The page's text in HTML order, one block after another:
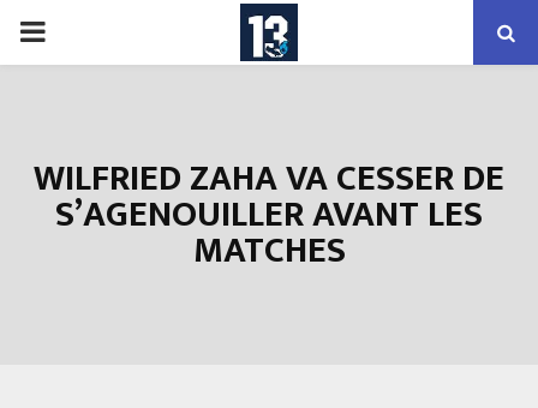
PRIMARY
WILFRIED ZAHA VA CESSER DE
S’AGENOUILLER AVANT LES
MATCHES